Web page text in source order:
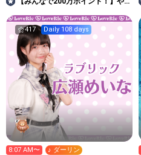
417 Daily 108 days
8:07 AM〜 ♪ ダーリン